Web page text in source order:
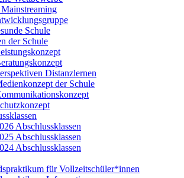
Schule
der Schule
Distanzlernen
der Schule
Abschlussklassen
Abschlussklassen
Abschlussklassen
für Vollzeitschüler*innen